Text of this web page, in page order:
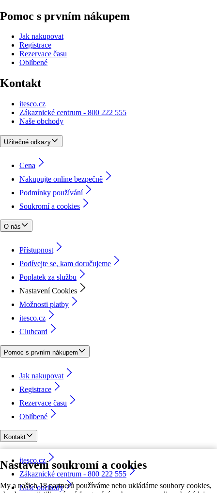
Nastavení soukromí a cookies
My a našich 18 partnerů používáme nebo ukládáme soubory cookies,
Pomoc s prvním nákupem
Jak nakupovat
Registrace
Rezervace času
Oblíbené
Kontakt
itesco.cz
Zákaznické centrum - 800 222 555
Naše obchody
Užitečné odkazy
Cena
Nakupujte online bezpečně
Podmínky používání
Soukromí a cookies
O nás
Přístupnost
Podívejte se, kam doručujeme
Poplatek za službu
Nastavení Cookies
Možnosti platby
itesco.cz
Clubcard
Pomoc s prvním nákupem
Jak nakupovat
Registrace
Rezervace času
Oblíbené
Kontakt
itesco.cz
Zákaznické centrum - 800 222 555
Naše obchody